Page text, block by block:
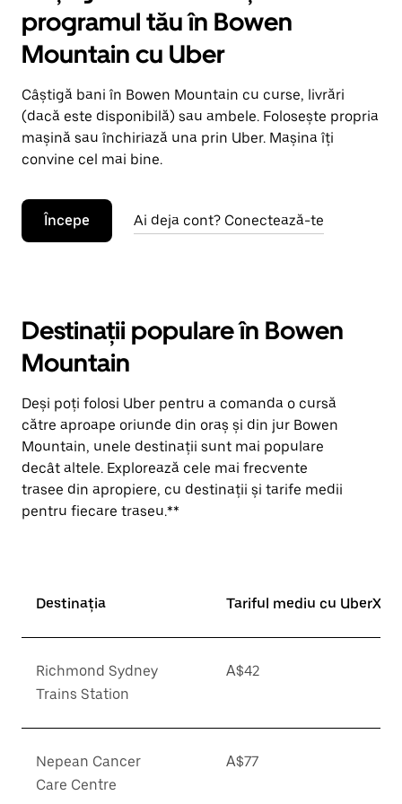
programul tău în Bowen
Mountain cu Uber
Câștigă bani în Bowen Mountain cu curse, livrări
(dacă este disponibilă) sau ambele. Folosește propria
mașină sau închiriază una prin Uber. Mașina îți
convine cel mai bine.
Începe Ai deja cont? Conectează-te
Destinații populare în Bowen
Mountain
Deși poți folosi Uber pentru a comanda o cursă
către aproape oriunde din oraș și din jur Bowen
Mountain, unele destinații sunt mai populare
decât altele. Explorează cele mai frecvente
trasee din apropiere, cu destinații și tarife medii
pentru fiecare traseu.**
Destinația Tariful mediu cu UberX*
Richmond Sydney
Trains Station
A$42
Nepean Cancer
Care Centre
A$77